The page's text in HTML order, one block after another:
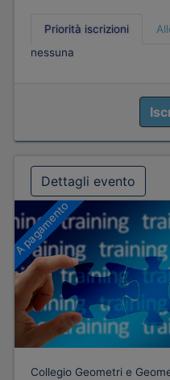
Priorità iscrizioni
nessuna
Dettagli evento
A pagamento
Collegio Geometri e